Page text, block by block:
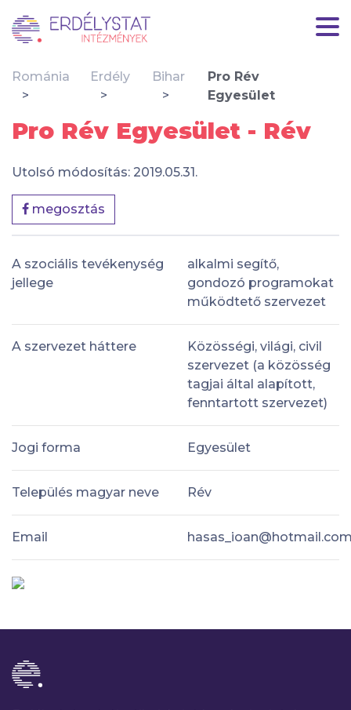
Románia Erdély Bihar
Pro Rév
Egyesület
Pro Rév Egyesület - Rév
Utolsó módosítás: 2019.05.31.
megosztás
A szociális tevékenység
jellege
alkalmi segítő,
gondozó programokat
működtető szervezet
A szervezet háttere
Közösségi, világi, civil
szervezet (a közösség
tagjai által alapított,
fenntartott szervezet)
Jogi forma Egyesület
Település magyar neve Rév
Email